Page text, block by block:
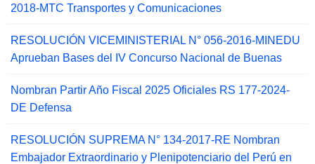
2018-MTC Transportes y Comunicaciones
RESOLUCIÓN VICEMINISTERIAL N° 056-2016-MINEDU
Aprueban Bases del IV Concurso Nacional de Buenas
Nombran Partir Año Fiscal 2025 Oficiales RS 177-2024-
DE Defensa
RESOLUCIÓN SUPREMA N° 134-2017-RE Nombran
Embajador Extraordinario y Plenipotenciario del Perú en